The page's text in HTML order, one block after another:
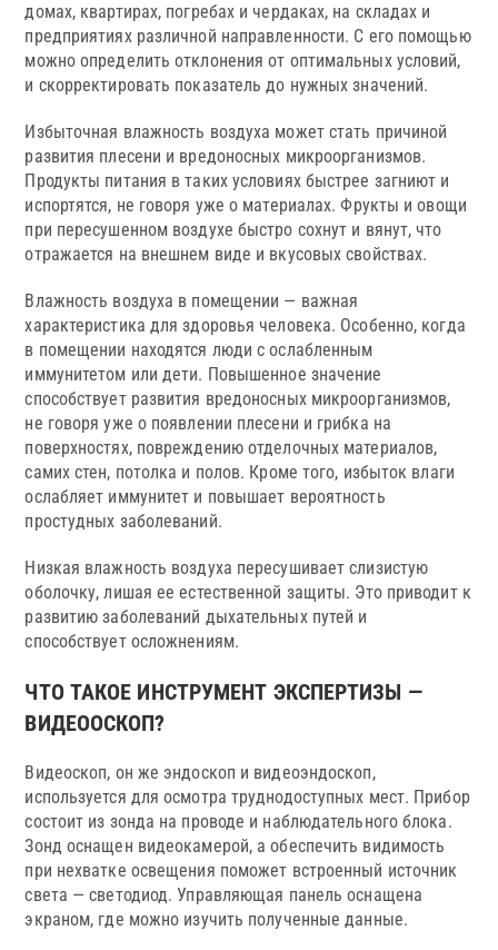
домах, квартирах, погребах и чердаках, на складах и
предприятиях различной направленности. С его помощью
можно определить отклонения от оптимальных условий,
и скорректировать показатель до нужных значений.
Избыточная влажность воздуха может стать причиной
развития плесени и вредоносных микроорганизмов.
Продукты питания в таких условиях быстрее загниют и
испортятся, не говоря уже о материалах. Фрукты и овощи
при пересушенном воздухе быстро сохнут и вянут, что
отражается на внешнем виде и вкусовых свойствах.
Влажность воздуха в помещении — важная
характеристика для здоровья человека. Особенно, когда
в помещении находятся люди с ослабленным
иммунитетом или дети. Повышенное значение
способствует развития вредоносных микроорганизмов,
не говоря уже о появлении плесени и грибка на
поверхностях, повреждению отделочных материалов,
самих стен, потолка и полов. Кроме того, избыток влаги
ослабляет иммунитет и повышает вероятность
простудных заболеваний.
Низкая влажность воздуха пересушивает слизистую
оболочку, лишая ее естественной защиты. Это приводит к
развитию заболеваний дыхательных путей и
способствует осложнениям.
ЧТО ТАКОЕ ИНСТРУМЕНТ ЭКСПЕРТИЗЫ —
ВИДЕООСКОП?
Видеоскоп, он же эндоскоп и видеоэндоскоп,
используется для осмотра труднодоступных мест. Прибор
состоит из зонда на проводе и наблюдательного блока.
Зонд оснащен видеокамерой, а обеспечить видимость
при нехватке освещения поможет встроенный источник
света — светодиод. Управляющая панель оснащена
экраном, где можно изучить полученные данные.